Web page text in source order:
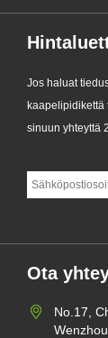
Jos haluat
kaapelipidikettä
sinuun yhteyttä
Ota
No.17,